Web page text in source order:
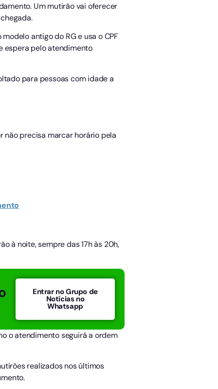
Um mutirão vai oferecer
antigo do RG e usa o CPF
espera pelo atendimento
para pessoas com idade a
não precisa marcar horário pela
à noite, sempre das 17h às 20h,
Entrar no Grupo de
Notícias no
Whatsapp
o atendimento seguirá a ordem
realizados nos últimos